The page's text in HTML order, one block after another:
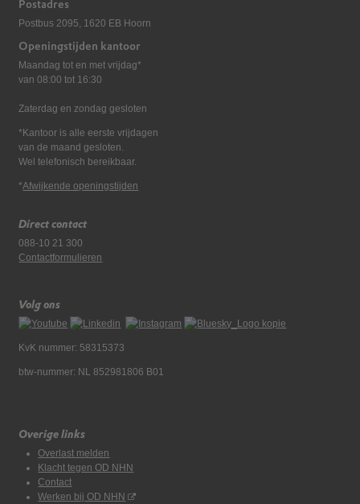
Postadres
Postbus 2095, 1620 EB Hoorn
Openingstijden kantoor
Maandag tot en met vrijdag*
van 08:00 tot 16:30
Zaterdag en zondag gesloten
*Kantoor is alle eerste vrijdagen
van de maand gesloten.
Wel telefonisch bereikbaar.
*Afwijkende openingstijden
Direct contact
088-10 21 300
Contactformulieren
Volg ons
KvK nummer: 58315373
btw-nummer: NL 852981806 B01
Overige links
Overlast melden
Klacht tegen OD NHN
Contact
Werken bij OD NHN